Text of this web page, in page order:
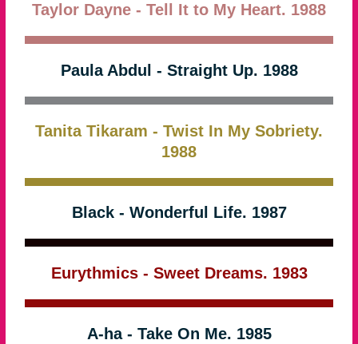
Taylor Dayne - Tell It to My Heart. 1988
Paula Abdul - Straight Up. 1988
Tanita Tikaram - Twist In My Sobriety.
1988
Black - Wonderful Life. 1987
Eurythmics - Sweet Dreams. 1983
A-ha - Take On Me. 1985